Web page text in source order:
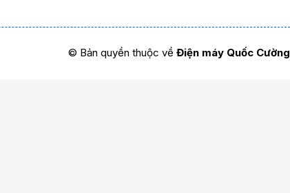
© Bản quyền thuộc về Điện máy Quốc Cường